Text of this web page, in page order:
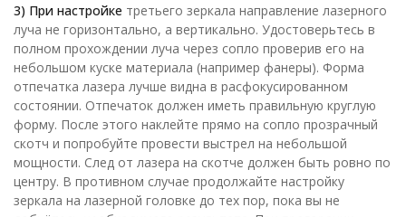
3) При настройке третьего зеркала направление лазерного
луча не горизонтально, а вертикально. Удостоверьтесь в
полном прохождении луча через сопло проверив его на
небольшом куске материала (например фанеры). Форма
отпечатка лазера лучше видна в расфокусированном
состоянии. Отпечаток должен иметь правильную круглую
форму. После этого наклейте прямо на сопло прозрачный
скотч и попробуйте провести выстрел на небольшой
мощности. След от лазера на скотче должен быть ровно по
центру. В противном случае продолжайте настройку
зеркала на лазерной головке до тех пор, пока вы не